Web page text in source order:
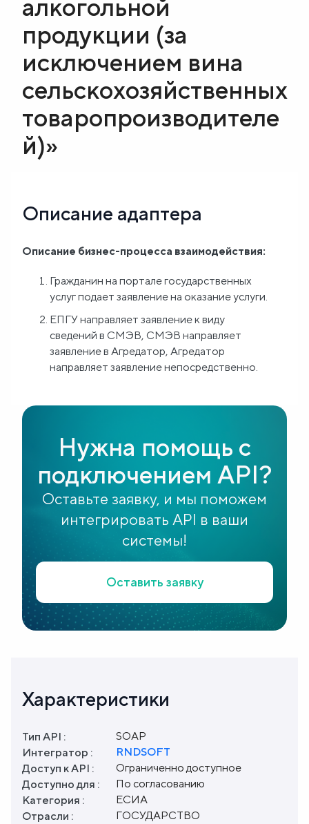
Блог
О
нас
FAQ
алкогольной
продукции (за
исключением вина
сельскохозяйственных
товаропроизводителе
й)»
Описание адаптера
Описание бизнес-процесса взаимодействия:
Гражданин на портале государственных
услуг подает заявление на оказание услуги.
ЕПГУ направляет заявление к виду
сведений в СМЭВ, СМЭВ направляет
заявление в Агредатор, Агредатор
направляет заявление непосредственно.
Нужна помощь с
подключением API?
Оставьте заявку, и мы поможем
интегрировать API в ваши
системы!
Оставить заявку
Характеристики
Тип API :
SOAP
Интегратор :
RNDSOFT
Доступ к API :
Ограниченно доступное
Доступно для :
По согласованию
Категория :
ЕСИА
Отрасли :
ГОСУДАРСТВО